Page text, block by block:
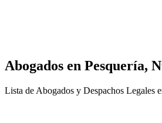
Abogados en Pesquería,
Lista de Abogados y Despachos Legales